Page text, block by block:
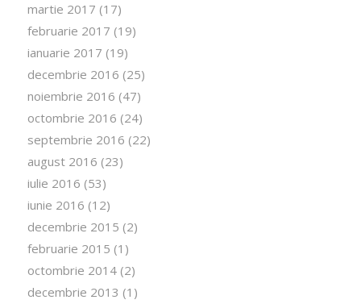
martie 2017 (17)
februarie 2017 (19)
ianuarie 2017 (19)
decembrie 2016 (25)
noiembrie 2016 (47)
octombrie 2016 (24)
septembrie 2016 (22)
august 2016 (23)
iulie 2016 (53)
iunie 2016 (12)
decembrie 2015 (2)
februarie 2015 (1)
octombrie 2014(2)
decembrie 2013 (1)